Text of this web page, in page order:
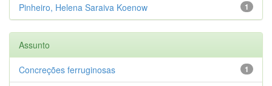
1
Pinheiro, Helena Saraiva Koenow
Assunto
1
Concreções ferruginosas